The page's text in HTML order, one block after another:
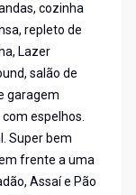
cozinha
repleto de
Lazer
salão de
garagem
espelhos.
Super bem
frente a uma
Assaí e Pão